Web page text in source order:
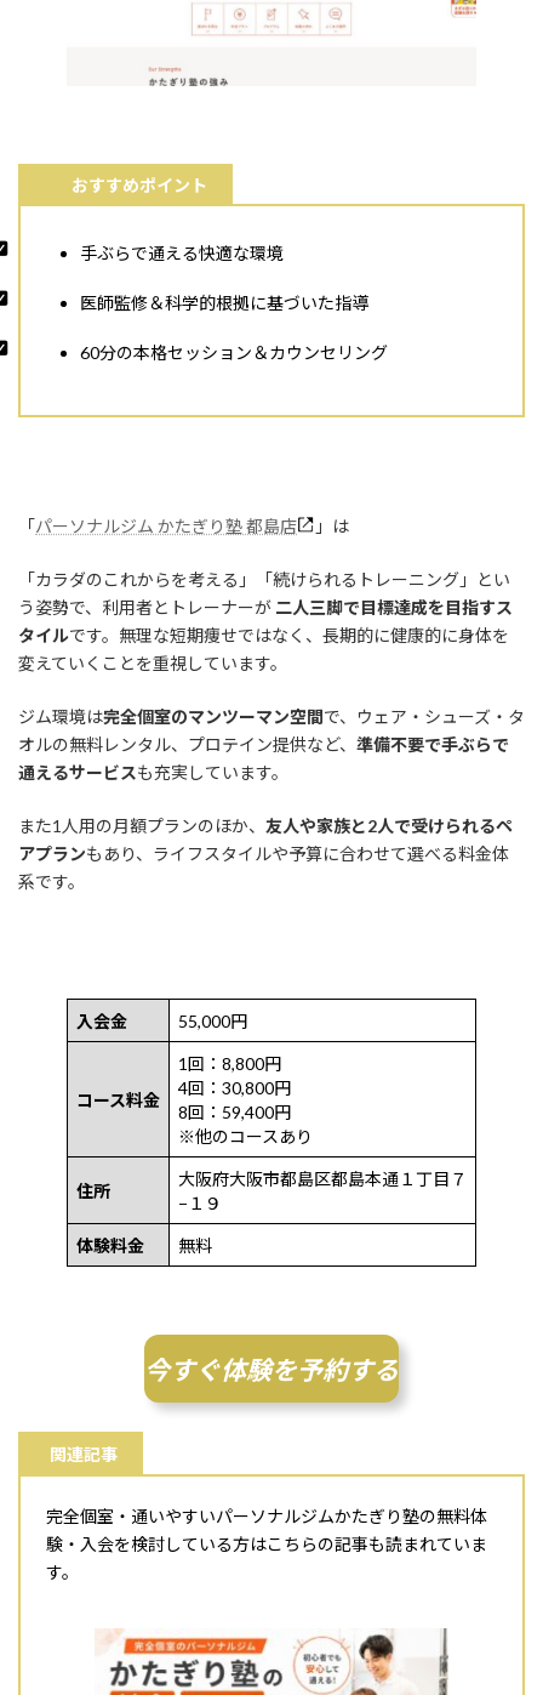
おすすめポイント
手ぶらで通える快適な環境
医師監修＆科学的根拠に基づいた指導
60分の本格セッション＆カウンセリング
「パーソナルジム かたぎり塾 都島店 」は
「カラダのこれからを考える」「続けられるトレーニング」とい
う姿勢で、利用者とトレーナーが 二人三脚で目標達成を目指すス
タイルです。無理な短期痩せではなく、長期的に健康的に身体を
変えていくことを重視しています。
ジム環境は完全個室のマンツーマン空間で、ウェア・シューズ・タ
オルの無料レンタル、プロテイン提供など、 準備不要で手ぶらで
通えるサービスも充実しています。
また1人用の月額プランのほか、 友人や家族と2人で受けられるペ
アプランもあり、ライフスタイルや予算に合わせて選べる料金体
系です。
入会金 55,000円
コース料金
1回：8,800円
4回：30,800円
8回：59,400円
※他のコースあり
住所
大阪府大阪市都島区都島本通１丁目７
−１９
体験料金 無料
今すぐ体験を予約する
関連記事
完全個室・通いやすいパーソナルジムかたぎり塾の無料体
験・入会を検討している方はこちらの記事も読まれていま
す。